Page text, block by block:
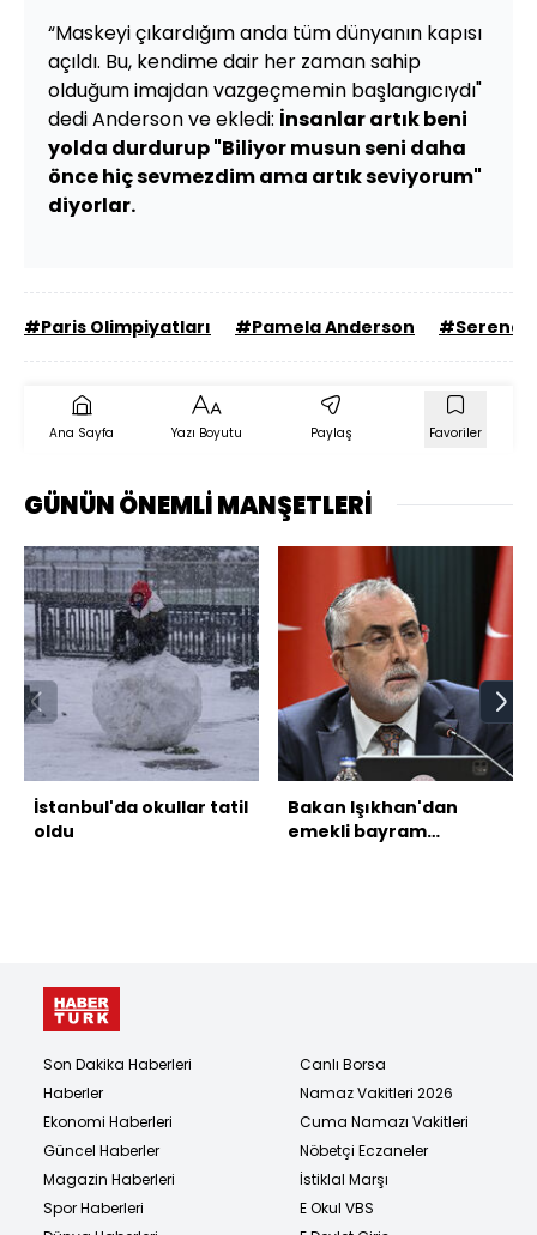
“Maskeyi çıkardığım anda tüm dünyanın kapısı
açıldı. Bu, kendime dair her zaman sahip
olduğum imajdan vazgeçmemin başlangıcıydı"
dedi Anderson ve ekledi: İnsanlar artık beni
yolda durdurup "Biliyor musun seni daha
önce hiç sevmezdim ama artık seviyorum"
diyorlar.
#Paris Olimpiyatları #Pamela Anderson #Serena
Ana Sayfa Yazı Boyutu Paylaş Favoriler
GÜNÜN ÖNEMLİ MANŞETLERİ
İstanbul'da okullar tatil
oldu
Bakan Işıkhan'dan
emekli bayram
Son Dakika Haberleri
Haberler
Ekonomi Haberleri
Güncel Haberler
Magazin Haberleri
Spor Haberleri
Canlı Borsa
Namaz Vakitleri 2026
Cuma Namazı Vakitleri
Nöbetçi Eczaneler
İstiklal Marşı
E Okul VBS